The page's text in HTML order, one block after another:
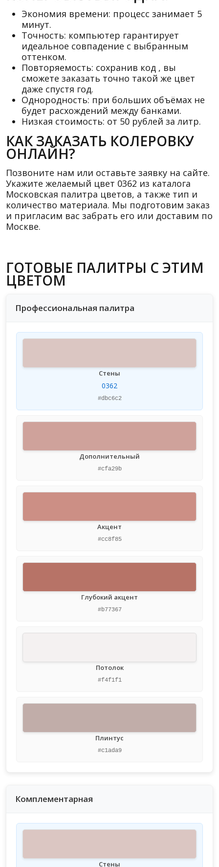
Экономия времени: процесс занимает 5
минут.
Точность: компьютер гарантирует
идеальное совпадение с выбранным
оттенком.
Повторяемость: сохранив код , вы
сможете заказать точно такой же цвет
даже спустя год.
Однородность: при больших объёмах не
будет расхождений между банками.
Низкая стоимость: от 50 рублей за литр.
КАК ЗАКАЗАТЬ КОЛЕРОВКУ
ОНЛАЙН?
Позвоните нам или оставьте заявку на сайте.
Укажите желаемый цвет 0362 из каталога
Московская палитра цветов, а также тип и
количество материала. Мы подготовим заказ
и пригласим вас забрать его или доставим по
Москве.
ГОТОВЫЕ ПАЛИТРЫ С ЭТИМ
ЦВЕТОМ
Профессиональная палитра
Стены
0362
#dbc6c2
Дополнительный
#cfa29b
Акцент
#cc8f85
Глубокий акцент
#b77367
Потолок
#f4f1f1
Плинтус
#c1ada9
Комплементарная
Стены